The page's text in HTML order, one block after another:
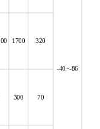
-40~-86
1700 320
300 70